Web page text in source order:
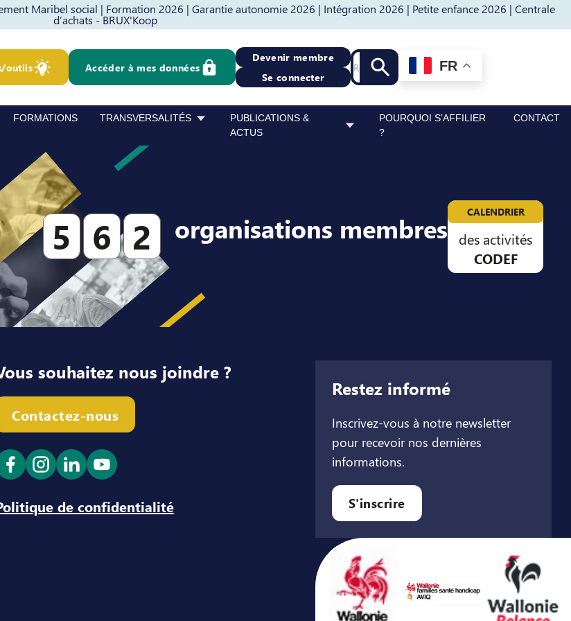
Maribel social | Formation 2026 | Garantie autonomie 2026 | Intégration 2026 | Petite enfance 2026 | Centrale
d’achats - BRUX'Koop
outils Accéder à mes données
Devenir membre
Se connecter
Recherche
Lancer la recherche
FR
FORMATIONS TRANSVERSALITÉS
PUBLICATIONS &
ACTUS
POURQUOI S’AFFILIER
?
CONTACT
5 6 2 organisations membres CALENDRIER
des activités
CODEF
souhaitez nous joindre ?
Contactez-nous
Ouvrir le lien dans un nouvel onglet
Ouvrir le lien dans un nouvel onglet
Ouvrir le lien dans un nouvel onglet
Ouvrir le lien dans un nouvel onglet
de confidentialité
Restez informé
Inscrivez-vous à notre newsletter
pour recevoir nos dernières
informations.
S'inscrire
Avec le soutien de ...